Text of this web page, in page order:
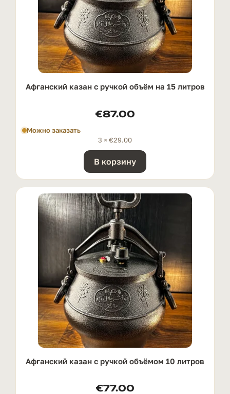
Афганский казан с ручкой oбъём на 15 литров
€87.00
Можно заказать
3 × €29.00
В корзину
Афганский казан с ручкой oбъёмом 10 литров
€77.00